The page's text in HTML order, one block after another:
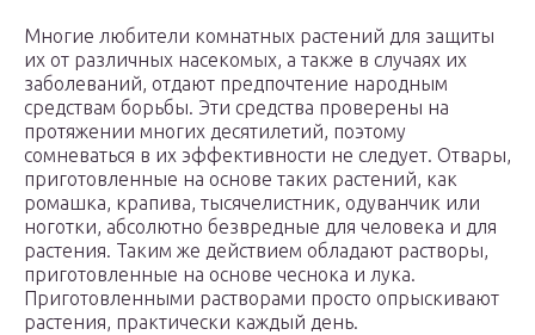
Многие любители комнатных растений для защиты
их от различных насекомых, а также в случаях их
заболеваний, отдают предпочтение народным
средствам борьбы. Эти средства проверены на
протяжении многих десятилетий, поэтому
сомневаться в их эффективности не следует. Отвары,
приготовленные на основе таких растений, как
ромашка, крапива, тысячелистник, одуванчик или
ноготки, абсолютно безвредные для человека и для
растения. Таким же действием обладают растворы,
приготовленные на основе чеснока и лука.
Приготовленными растворами просто опрыскивают
растения, практически каждый день.